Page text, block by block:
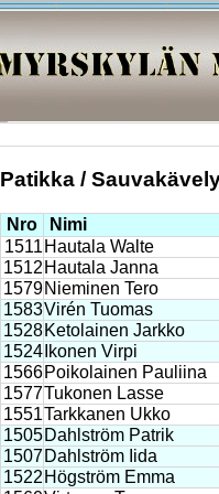
Patikka /
Nro
Nimi
1511 Hautala Walte
1512 Hautala Janna
1579Nieminen Tero
1583Virén Tuomas
1528Ketolainen Jarkko
1524 Ikonen Virpi
1566Poikolainen Pauliina
1577Tukonen Lasse
1551Tarkkanen Ukko
1505Dahlström Patrik
1507Dahlström Iida
1522 Högström Emma